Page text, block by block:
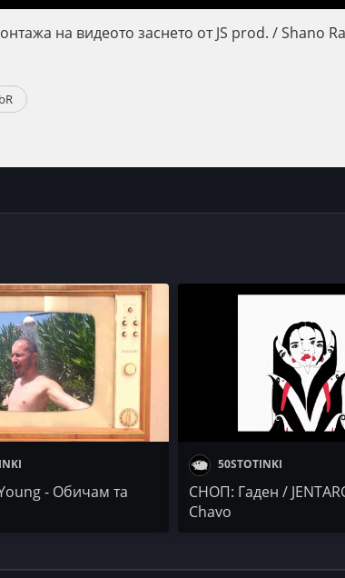
на видеото заснето от JS prod. / Shano
- Обичам та
50STOTINKI
СНОП: Гаден /
Chavo